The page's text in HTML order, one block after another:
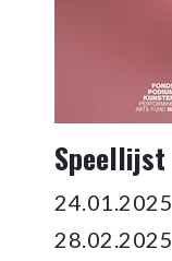
Speellijst